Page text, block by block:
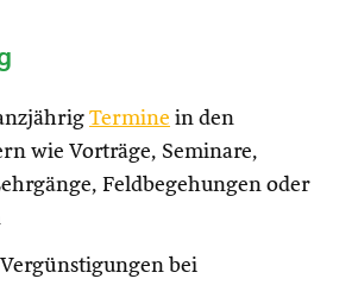
Termine in den
wie Vorträge, Seminare,
Feldbegehungen oder
bei